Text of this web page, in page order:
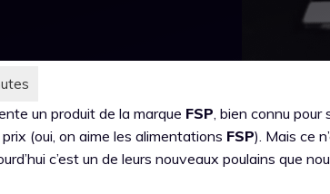
un produit de la marque FSP, bien connu
(oui, on aime les alimentations FSP). Mais ce
c’est un de leurs nouveaux poulains que